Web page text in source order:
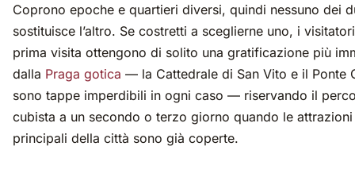
Coprono epoche e quartieri diversi, quindi nessuno dei
sostituisce l’altro. Se costretti a sceglierne uno, i
prima visita ottengono di solito una gratificazione più
dalla Praga gotica — la Cattedrale di San Vito e il Ponte
sono tappe imperdibili in ogni caso — riservando il
cubista a un secondo o terzo giorno quando le attrazioni
principali della città sono già coperte.